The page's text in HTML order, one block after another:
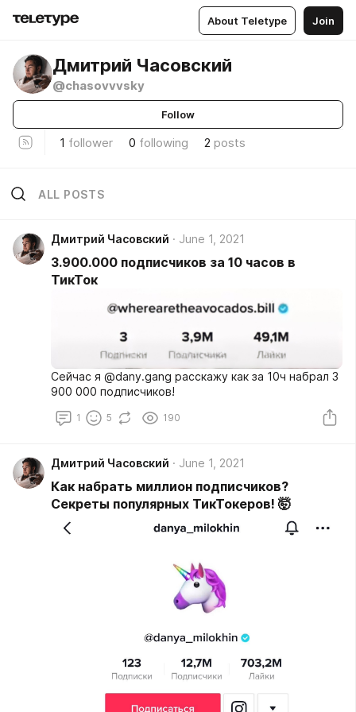
About Teletype Join
Дмитрий Часовский
@chasovvvsky
Follow
1 follower 0 following 2 posts
ALL POSTS
Дмитрий Часовский June 1, 2021
3.900.000 подписчиков за 10 часов в
ТикТок
Сейчас я @dany.gang расскажу как за 10ч набрал 3
900 000 подписчиков!
1 5 190
Дмитрий Часовский June 1, 2021
Как набрать миллион подписчиков?
Секреты популярных ТикТокеров! 🤯